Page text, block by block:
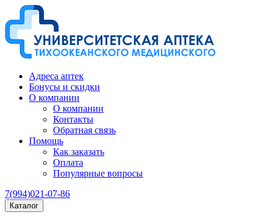
Адреса аптек
Бонусы и скидки
О компании
О компании
Контакты
Обратная связь
Помощь
Как заказать
Оплата
Популярные вопросы
7(994)021-07-86
Каталог